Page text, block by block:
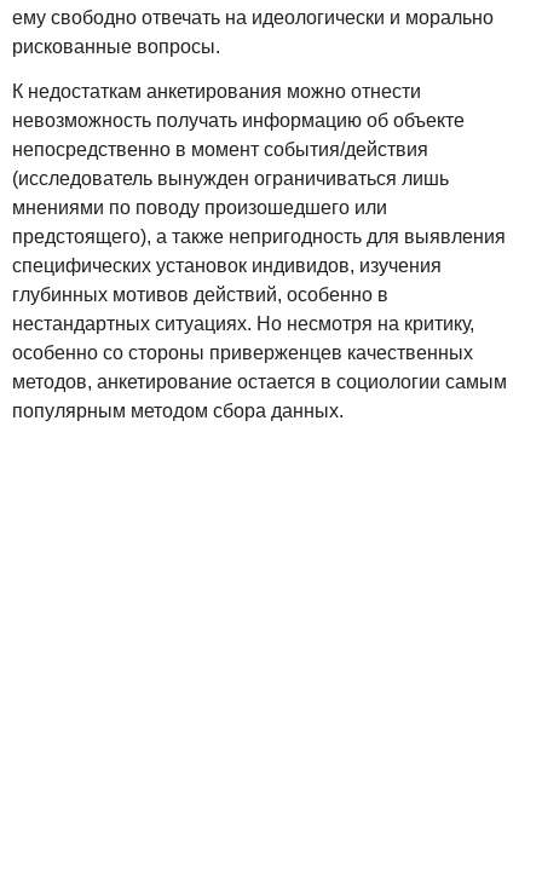
ему свободно отвечать на идеологически и морально
рискованные вопросы.
К недостаткам анкетирования можно отнести
невозможность получать информацию об объекте
непосредственно в момент события/действия
(исследователь вынужден ограничиваться лишь
мнениями по поводу произошедшего или
предстоящего), а также непригодность для выявления
специфических установок индивидов, изучения
глубинных мотивов действий, особенно в
нестандартных ситуациях. Но несмотря на критику,
особенно со стороны приверженцев качественных
методов, анкетирование остается в социологии самым
популярным методом сбора данных.